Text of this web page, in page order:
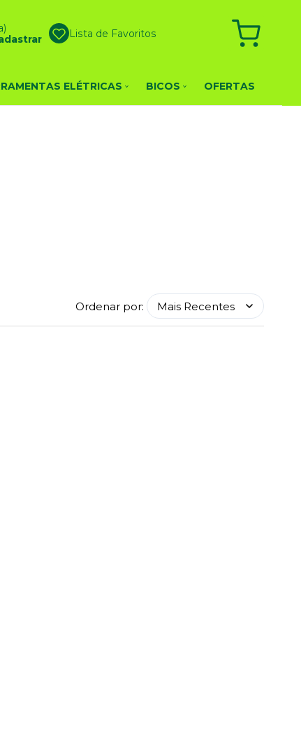
Lista de Favoritos
ELÉTRICAS BICOS OFERTAS
Ordenar por: